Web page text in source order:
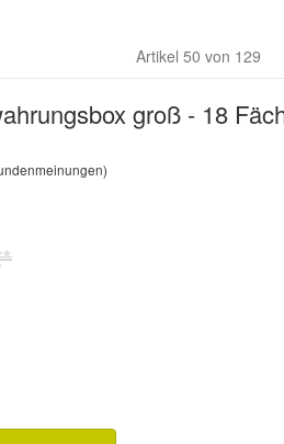
Artikel 50 von 129
groß - 18